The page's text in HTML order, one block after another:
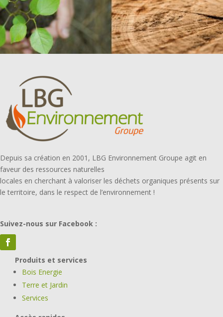
Depuis sa création en 2001, LBG Environnement Groupe agit en
faveur des ressources naturelles
locales en cherchant à valoriser les déchets organiques présents sur
le territoire, dans le respect de l’environnement !
Suivez-nous sur Facebook :
Produits et services
Bois Energie
Terre et Jardin
Services